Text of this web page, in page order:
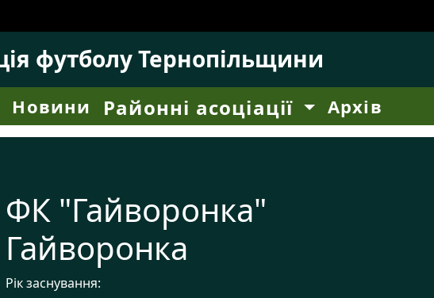
футболу Тернопільщини
Новини Районні асоціації Архів
ФК "Гайворонка"
Гайворонка
Рік заснування: